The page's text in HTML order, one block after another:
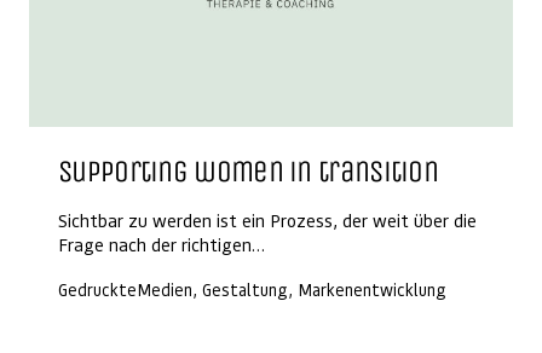
Supporting women in transition
Sichtbar zu werden ist ein Prozess, der weit über die
Frage nach der richtigen…
GedruckteMedien, Gestaltung, Markenentwicklung